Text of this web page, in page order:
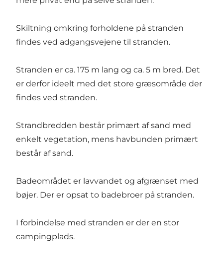
Skiltning omkring forholdene på stranden
findes ved adgangsvejene til stranden.
Stranden er ca. 175 m lang og ca. 5 m bred. Det
er derfor ideelt med det store græsområde der
findes ved stranden.
Strandbredden består primært af sand med
enkelt vegetation, mens havbunden primært
består af sand.
Badeområdet er lavvandet og afgrænset med
bøjer. Der er opsat to badebroer på stranden.
I forbindelse med stranden er der en stor
campingplads.